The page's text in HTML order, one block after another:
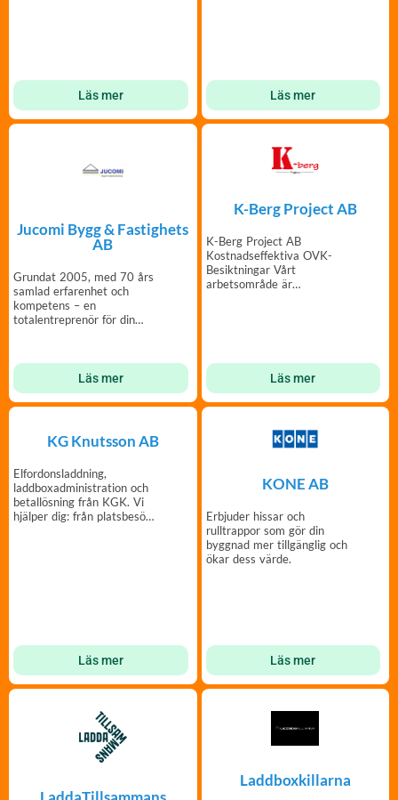
Läs mer Läs mer
Jucomi Bygg & Fastighets
AB
Grundat 2005, med 70 års
samlad erfarenhet och
kompetens – en
totalentreprenör för din
Läs mer
K-Berg Project AB
K-Berg Project AB
Kostnadseffektiva OVK-
Besiktningar Vårt
arbetsområde är
Läs mer
KG Knutsson AB
Elfordonsladdning,
laddboxadministration och
betallösning från KGK. Vi
hjälper dig: från platsbesök
Läs mer
KONE AB
Erbjuder hissar och
rulltrappor som gör din
byggnad mer tillgänglig och
ökar dess värde.
Läs mer
Laddboxkillarna